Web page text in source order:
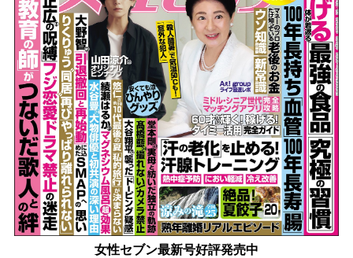
女性セブン最新号好評発売中